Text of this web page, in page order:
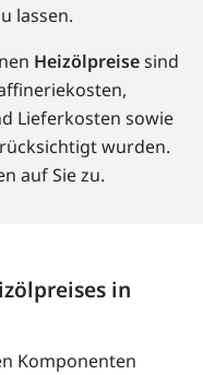
lassen.
Heizölpreisesind
Lieferkosten sowie
wurden.
auf Sie zu.
in
Komponenten